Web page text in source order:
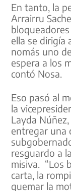
En tanto, la
Arrairru
ella se dirigía
nomás uno
espera a los
contó Nosa.
Eso pasó al
la
Layda
entregar una
resguardo a
misiva. “Los
carta, la
quemar la